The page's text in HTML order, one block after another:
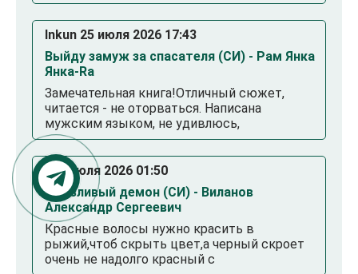
Inkun 25 июля 2026 17:43
Выйду замуж за спасателя (СИ) - Рам Янка
Янка-Ra
Замечательная книга!Отличный сюжет,
читается - не оторваться. Написана
мужским языком, не удивлюсь,
. 23 июля 2026 01:50
Смазливый демон (СИ) - Виланов
Александр Сергеевич
Красные волосы нужно красить в
рыжий,чтоб скрыть цвет,а черный скроет
очень не надолго красный с